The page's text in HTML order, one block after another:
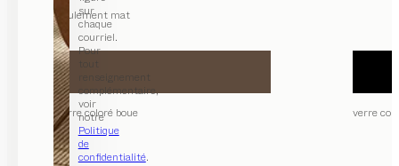
sur
chaque
courriel.
Pour
tout
renseignement
complémentaire,
voir
notre
Politique
de
confidentialité.
seulement mat
verre coloré boue verre